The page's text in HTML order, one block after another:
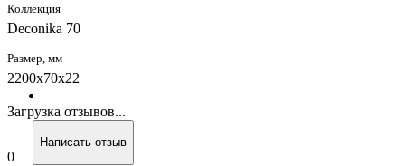
Коллекция
Deconika 70
Размер, мм
2200x70x22
Загрузка отзывов...
0
Написать отзыв